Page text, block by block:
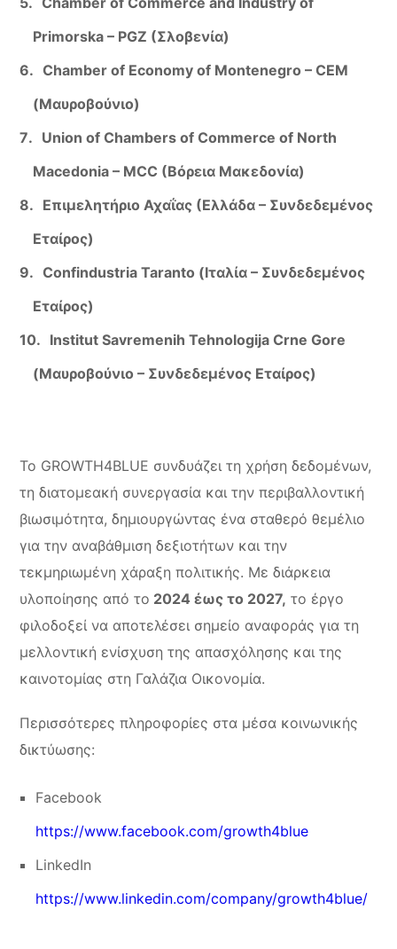
Primorska – PGZ (Σλοβενία)
Chamber of Economy of Montenegro – CEM
(Μαυροβούνιο)
Union of Chambers of Commerce of North
Macedonia – MCC (Βόρεια Μακεδονία)
Επιμελητήριο Αχαΐας (Ελλάδα – Συνδεδεμένος
Εταίρος)
Confindustria Taranto (Ιταλία – Συνδεδεμένος
Εταίρος)
Institut Savremenih Tehnologija Crne Gore
(Μαυροβούνιο – Συνδεδεμένος Εταίρος)
Το GROWTH4BLUE συνδυάζει τη χρήση δεδομένων,
τη διατομεακή συνεργασία και την περιβαλλοντική
βιωσιμότητα, δημιουργώντας ένα σταθερό θεμέλιο
για την αναβάθμιση δεξιοτήτων και την
τεκμηριωμένη χάραξη πολιτικής. Με διάρκεια
υλοποίησης από το 2024 έως το 2027, το έργο
φιλοδοξεί να αποτελέσει σημείο αναφοράς για τη
μελλοντική ενίσχυση της απασχόλησης και της
καινοτομίας στη Γαλάζια Οικονομία.
Περισσότερες πληροφορίες στα μέσα κοινωνικής
δικτύωσης:
Facebook
https://www.facebook.com/growth4blue
LinkedIn
https://www.linkedin.com/company/growth4blue/